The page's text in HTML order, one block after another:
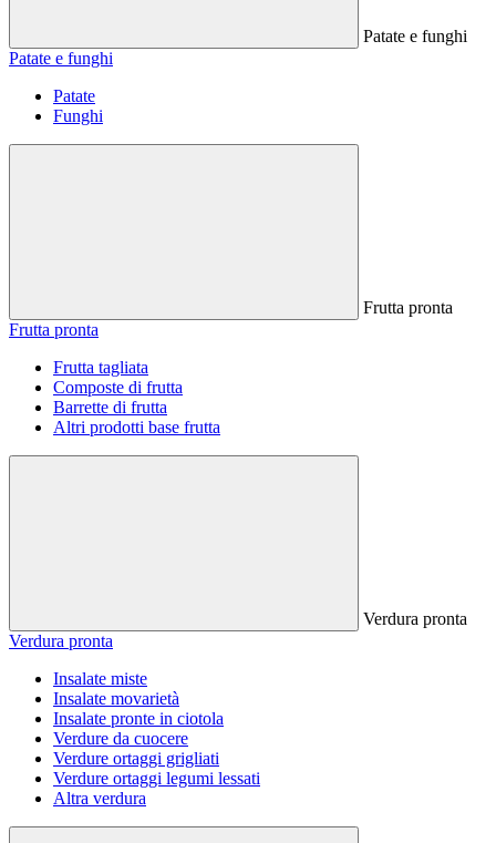
Patate e funghi
Patate e funghi
Patate
Funghi
Frutta pronta
Frutta pronta
Frutta tagliata
Composte di frutta
Barrette di frutta
Altri prodotti base frutta
Verdura pronta
Verdura pronta
Insalate miste
Insalate movarietà
Insalate pronte in ciotola
Verdure da cuocere
Verdure ortaggi grigliati
Verdure ortaggi legumi lessati
Altra verdura